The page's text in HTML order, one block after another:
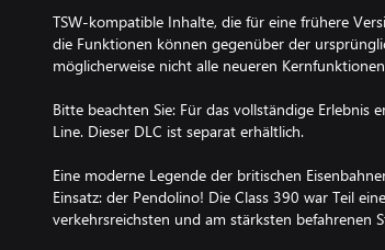
TSW-kompatible Inhalte, die für eine frühere
die Funktionen können gegenüber der
möglicherweise nicht alle neueren
Bitte beachten Sie: Für das vollständige Erlebnis
Line. Dieser DLC ist separat erhältlich.
Eine moderne Legende der britischen
Einsatz: der Pendolino! Die Class 390 war Teil
verkehrsreichsten und am stärksten befahrenen